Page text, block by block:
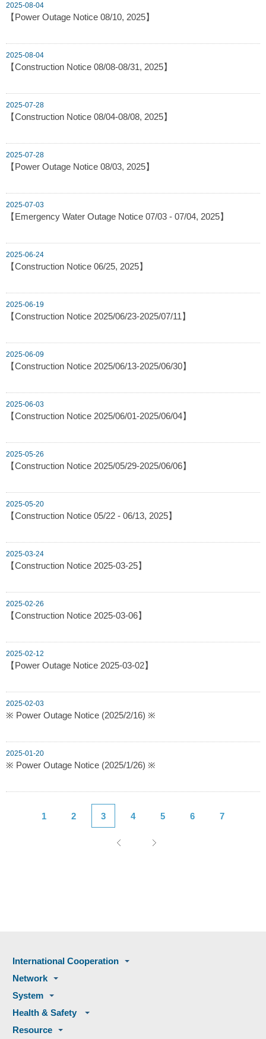
2025-08-04
【Power Outage Notice 08/10, 2025】
2025-08-04
【Construction Notice 08/08-08/31, 2025】
2025-07-28
【Construction Notice 08/04-08/08, 2025】
2025-07-28
【Power Outage Notice 08/03, 2025】
2025-07-03
【Emergency Water Outage Notice 07/03 - 07/04, 2025】
2025-06-24
【Construction Notice 06/25, 2025】
2025-06-19
【Construction Notice 2025/06/23-2025/07/11】
2025-06-09
【Construction Notice 2025/06/13-2025/06/30】
2025-06-03
【Construction Notice 2025/06/01-2025/06/04】
2025-05-26
【Construction Notice 2025/05/29-2025/06/06】
2025-05-20
【Construction Notice 05/22 - 06/13, 2025】
2025-03-24
【Construction Notice 2025-03-25】
2025-02-26
【Construction Notice 2025-03-06】
2025-02-12
【Power Outage Notice 2025-03-02】
2025-02-03
※ Power Outage Notice (2025/2/16) ※
2025-01-20
※ Power Outage Notice (2025/1/26) ※
1 2 3 4 5 6 7
International Cooperation
Network
System
Health & Safety
Resource